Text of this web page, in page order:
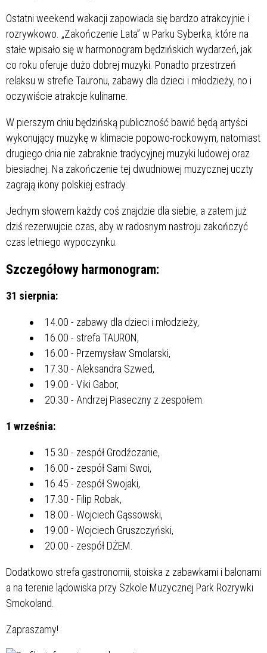
Ostatni weekend wakacji zapowiada się bardzo atrakcyjnie i
rozrywkowo. „Zakończenie Lata” w Parku Syberka, które na
stałe wpisało się w harmonogram będzińskich wydarzeń, jak
co roku oferuje dużo dobrej muzyki. Ponadto przestrzeń
relaksu w strefie Tauronu, zabawy dla dzieci i młodzieży, no i
oczywiście atrakcje kulinarne.
W pierszym dniu będzińską publiczność bawić będą artyści
wykonujący muzykę w klimacie popowo-rockowym, natomiast
drugiego dnia nie zabraknie tradycyjnej muzyki ludowej oraz
biesiadnej. Na zakończenie tej dwudniowej muzycznej uczty
zagrają ikony polskiej estrady.
Jednym słowem każdy coś znajdzie dla siebie, a zatem już
dziś rezerwujcie czas, aby w radosnym nastroju zakończyć
czas letniego wypoczynku.
Szczegółowy harmonogram:
31 sierpnia:
14.00 - zabawy dla dzieci i młodzieży,
16.00 - strefa TAURON,
16.00 - Przemysław Smolarski,
17.30 - Aleksandra Szwed,
19.00 - Viki Gabor,
20.30 - Andrzej Piaseczny z zespołem.
1 września:
15.30 - zespół Grodźczanie,
16.00 - zespół Sami Swoi,
16.45 - zespół Swojaki,
17.30 - Filip Robak,
18.00 - Wojciech Gąssowski,
19.00 - Wojciech Gruszczyński,
20.00 - zespół DŻEM.
Dodatkowo strefa gastronomii, stoiska z zabawkami i balonami
a na terenie lądowiska przy Szkole Muzycznej Park Rozrywki
Smokoland.
Zapraszamy!